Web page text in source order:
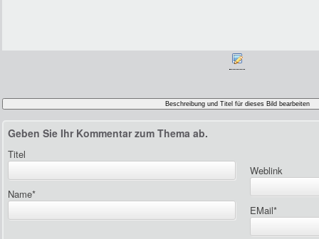
Geben Sie Ihr Kommentar zum Thema ab.
Titel
Weblink
Name*
EMail*